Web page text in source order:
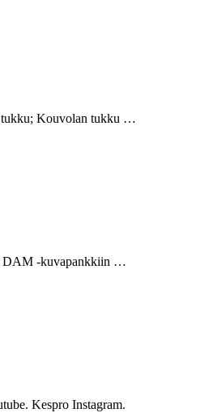
tukku; Kouvolan tukku …
DAM -kuvapankkiin …
Kespro Instagram.